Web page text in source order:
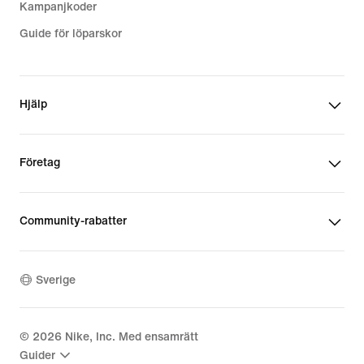
Kampanjkoder
Guide för löparskor
Hjälp
Företag
Community-rabatter
Sverige
© 2026 Nike, Inc. Med ensamrätt
Guider